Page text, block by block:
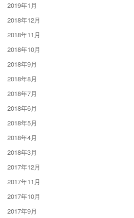
2019年1月
2018年12月
2018年11月
2018年10月
2018年9月
2018年8月
2018年7月
2018年6月
2018年5月
2018年4月
2018年3月
2017年12月
2017年11月
2017年10月
2017年9月